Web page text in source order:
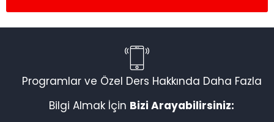
Programlar ve Özel Ders Hakkında Daha Fazla
Bilgi Almak İçin Bizi Arayabilirsiniz: